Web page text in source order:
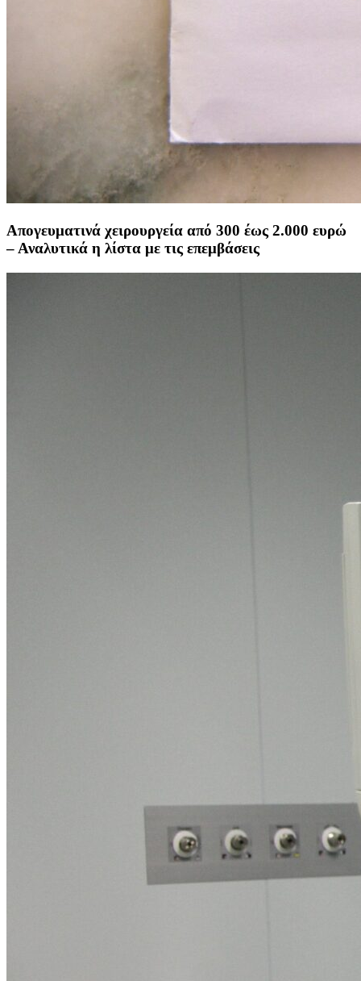
Απογευματινά χειρουργεία από 300 έως 2.000 ευρώ
– Αναλυτικά η λίστα με τις επεμβάσεις